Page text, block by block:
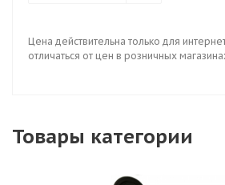
Цена действительна только для
отличаться от цен в розничных
Товары категории